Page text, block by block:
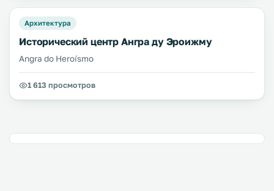
Архитектура
Исторический центр Ангра ду Эроижму
Angra do Heroísmo
1 613 просмотров